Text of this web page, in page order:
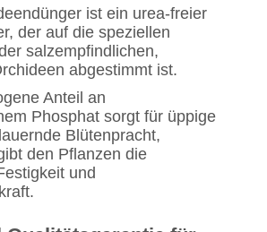
ist ein urea-freier
der auf die speziellen
salzempfindlichen,
abgestimmt ist.
Anteil an
Phosphat sorgt für üppige
Blütenpracht,
den Pflanzen die
und